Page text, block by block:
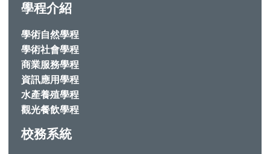
學程介紹
學術自然學程
學術社會學程
商業服務學程
資訊應用學程
水產養殖學程
觀光餐飲學程
校務系統